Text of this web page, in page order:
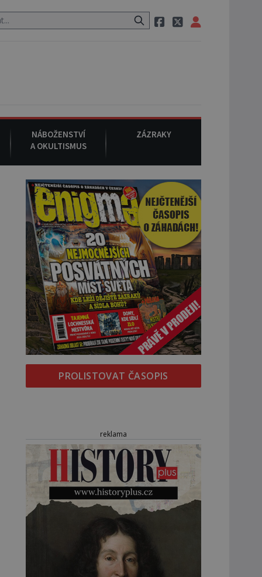
pak si na ulici zavolá taxi, nasedne do něj a už ho nikdy nikdo
NÁBOŽENSTVÍ
A OKULTISMUS
ZÁZRAKY
PROLISTOVAT ČASOPIS
reklama